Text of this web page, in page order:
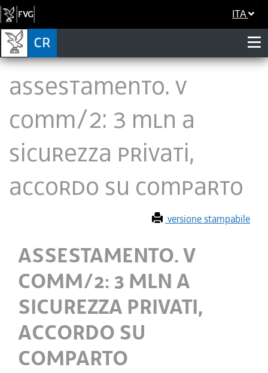
ITA
ASSESTAMENTO. V
COMM/2: 3 MLN A
SICUREZZA PRIVATI,
ACCORDO SU COMPARTO
versione stampabile
ASSESTAMENTO. V
COMM/2: 3 MLN A
SICUREZZA PRIVATI,
ACCORDO SU
COMPARTO